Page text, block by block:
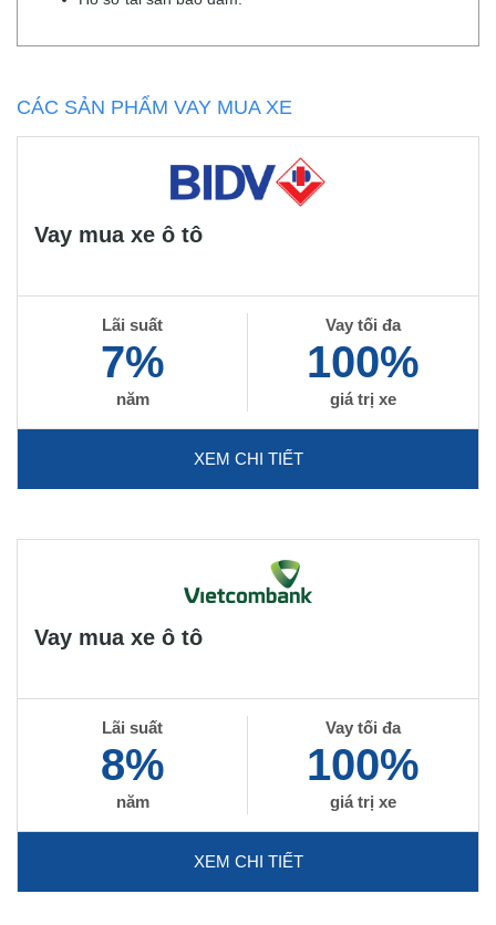
CÁC SẢN PHẨM VAY MUA XE
Vay mua xe ô tô
Lãi suất
7%
năm
Vay tối đa
100%
giá trị xe
XEM CHI TIẾT
Vay mua xe ô tô
Lãi suất
8%
năm
Vay tối đa
100%
giá trị xe
XEM CHI TIẾT